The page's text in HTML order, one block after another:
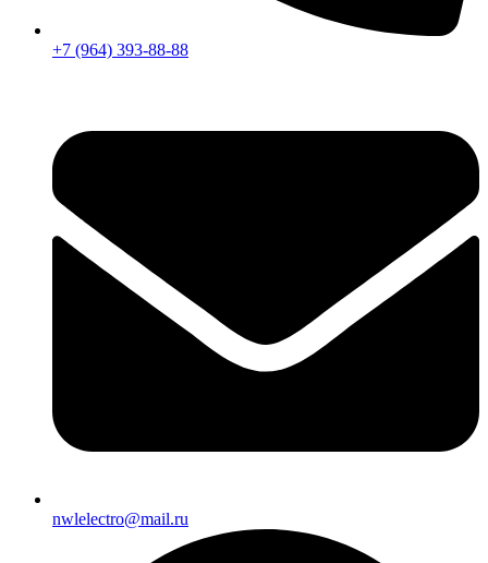
+7 (964) 393-88-88
nwlelectro@mail.ru